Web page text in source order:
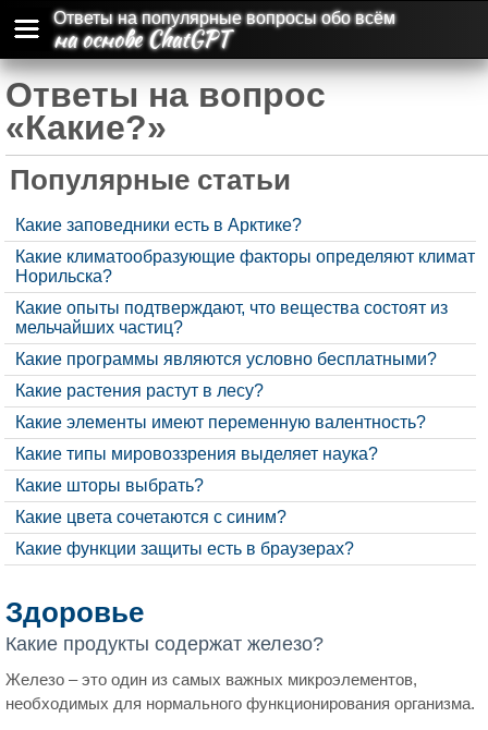
Ответы на популярные вопросы обо всём
на основе ChatGPT
Ответы на вопрос
«Какие?»
Популярные статьи
Какие заповедники есть в Арктике?
Какие климатообразующие факторы определяют климат
Норильска?
Какие опыты подтверждают, что вещества состоят из
мельчайших частиц?
Какие программы являются условно бесплатными?
Какие растения растут в лесу?
Какие элементы имеют переменную валентность?
Какие типы мировоззрения выделяет наука?
Какие шторы выбрать?
Какие цвета сочетаются с синим?
Какие функции защиты есть в браузерах?
Здоровье
Какие продукты содержат железо?
Железо – это один из самых важных микроэлементов,
необходимых для нормального функционирования организма.